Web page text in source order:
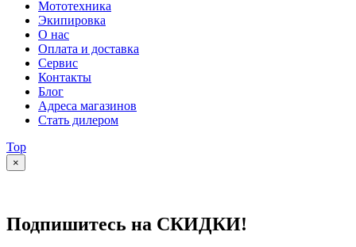
Мототехника
Экипировка
О нас
Оплата и доставка
Сервис
Контакты
Блог
Адреса магазинов
Стать дилером
Top
×
Подпишитесь на СКИДКИ!